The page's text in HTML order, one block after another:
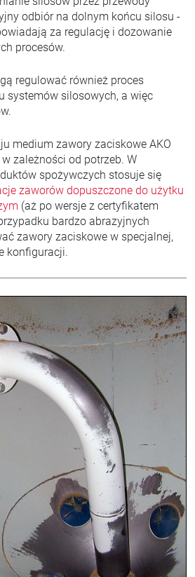
odbiór na dolnym końcu silosu -
za regulację i dozowanie
procesów.
regulować również proces
systemów silosowych, a więc
medium zawory zaciskowe AKO
zależności od potrzeb. W
spożywczych stosuje się
zaworów dopuszczone do użytku
(aż po wersje z certyfikatem
bardzo abrazyjnych
zawory zaciskowe w specjalnej,
konfiguracji.